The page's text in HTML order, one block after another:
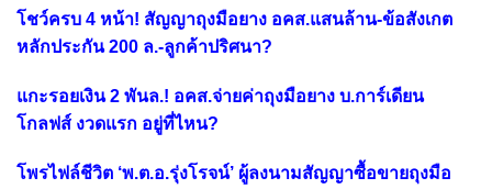
โชว์ครบ 4 หน้า! สัญญาถุงมือยาง อคส.แสนล้าน-ข้อสังเกต
หลักประกัน 200 ล.-ลูกค้าปริศนา?
แกะรอยเงิน 2 พันล.! อคส.จ่ายค่าถุงมือยาง บ.การ์เดียน
โกลฟส์ งวดแรก อยู่ที่ไหน?
โพรไฟล์ชีวิต ‘พ.ต.อ.รุ่งโรจน์’ ผู้ลงนามสัญญาซื้อขายถุงมือ